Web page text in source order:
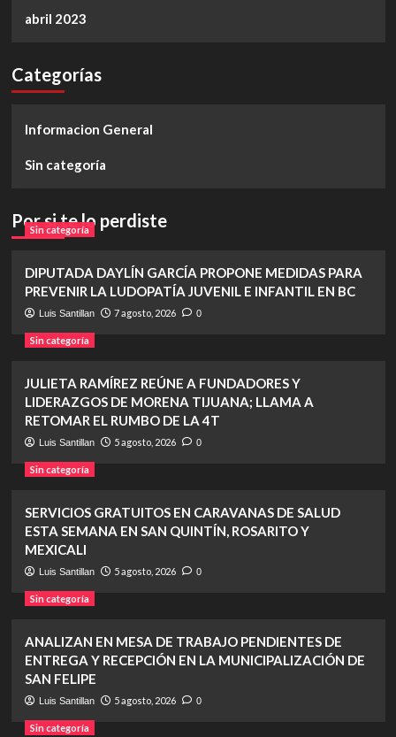
abril 2023
Categorías
Informacion General
Sin categoría
Por si te lo perdiste
Sin categoría
DIPUTADA DAYLÍN GARCÍA PROPONE MEDIDAS PARA
PREVENIR LA LUDOPATÍA JUVENIL E INFANTIL EN BC
Luis Santillan 7 agosto, 2026 0
Sin categoría
JULIETA RAMÍREZ REÚNE A FUNDADORES Y
LIDERAZGOS DE MORENA TIJUANA; LLAMA A
RETOMAR EL RUMBO DE LA 4T
Luis Santillan 5 agosto, 2026 0
Sin categoría
SERVICIOS GRATUITOS EN CARAVANAS DE SALUD
ESTA SEMANA EN SAN QUINTÍN, ROSARITO Y
MEXICALI
Luis Santillan 5 agosto, 2026 0
Sin categoría
ANALIZAN EN MESA DE TRABAJO PENDIENTES DE
ENTREGA Y RECEPCIÓN EN LA MUNICIPALIZACIÓN DE
SAN FELIPE
Luis Santillan 5 agosto, 2026 0
Sin categoría